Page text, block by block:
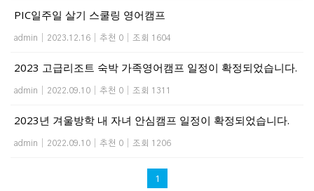
PIC일주일 살기 스쿨링 영어캠프
admin 2023.12.16 추천 0 조회 1604
2023 고급리조트 숙박 가족영어캠프 일정이 확정되었습니다.
admin 2022.09.10 추천 0 조회 1311
2023년 겨울방학 내 자녀 안심캠프 일정이 확정되었습니다.
admin 2022.09.10 추천 0 조회 1206
1